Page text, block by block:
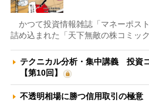
かつて投資情報雑誌「マネーポス
詰め込まれた「天下無敵の株コミッ
テクニカル分析・集中講義 投資
【第10回】
不透明相場に勝つ信用取引の極